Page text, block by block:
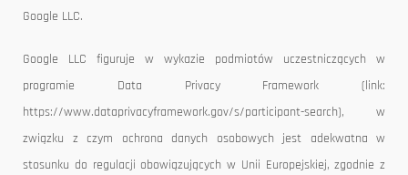
Google LLC.
Google LLC figuruje w wykazie podmiotów uczestniczących w
programie Data Privacy Framework (link:
https://www.dataprivacyframework.gov/s/participant-search), w
związku z czym ochrona danych osobowych jest adekwatna w
stosunku do regulacji obowiązujących w Unii Europejskiej, zgodnie z